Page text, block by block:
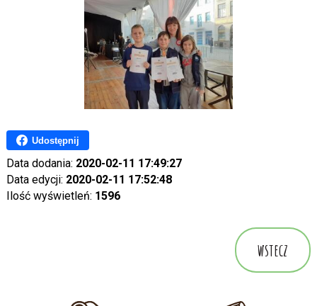
Udostępnij
Data dodania: 2020-02-11 17:49:27
Data edycji: 2020-02-11 17:52:48
Ilość wyświetleń: 1596
wstecz